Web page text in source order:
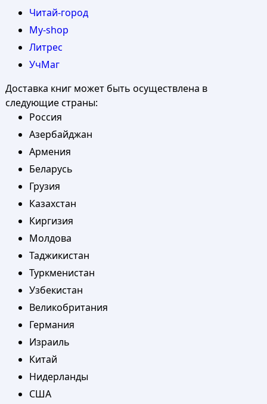
Читай-город
My-shop
Литрес
УчМаг
Доставка книг может быть осуществлена в
следующие страны:
Россия
Азербайджан
Армения
Беларусь
Грузия
Казахстан
Киргизия
Молдова
Таджикистан
Туркменистан
Узбекистан
Великобритания
Германия
Израиль
Китай
Нидерланды
США